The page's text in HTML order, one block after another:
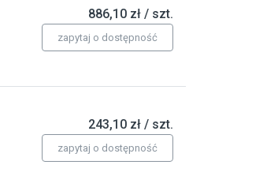
886,10 zł / szt.
zapytaj o dostępność
243,10 zł / szt.
zapytaj o dostępność